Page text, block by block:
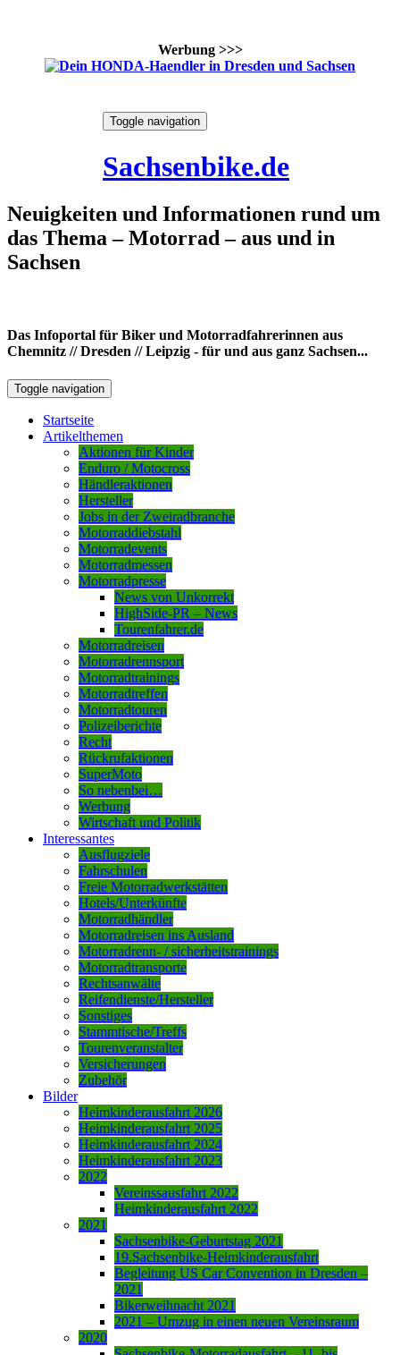
Werbung >>>
Toggle navigation
Sachsenbike.de
Neuigkeiten und Informationen rund um
das Thema – Motorrad – aus und in
Sachsen
Das Infoportal für Biker und Motorradfahrerinnen aus
Chemnitz // Dresden // Leipzig - für und aus ganz Sachsen...
Toggle navigation
Startseite
Artikelthemen
Aktionen für Kinder
Enduro / Motocross
Händleraktionen
Hersteller
Jobs in der Zweiradbranche
Motorraddiebstahl
Motorradevents
Motorradmessen
Motorradpresse
News von Unkorrekt
HighSide-PR – News
Tourenfahrer.de
Motorradreisen
Motorradrennsport
Motorradtrainings
Motorradtreffen
Motorradtouren
Polizeiberichte
Recht
Rückrufaktionen
SuperMoto
So nebenbei…
Werbung
Wirtschaft und Politik
Interessantes
Ausflugziele
Fahrschulen
Freie Motorradwerkstätten
Hotels/Unterkünfte
Motorradhändler
Motorradreisen ins Ausland
Motorradrenn- / sicherheitstrainings
Motorradtransporte
Rechtsanwälte
Reifendienste/Hersteller
Sonstiges
Stammtische/Treffs
Tourenveranstalter
Versicherungen
Zubehör
Bilder
Heimkinderausfahrt 2026
Heimkinderausfahrt 2025
Heimkinderausfahrt 2024
Heimkinderausfahrt 2023
2022
Vereinssausfahrt 2022
Heimkinderausfahrt 2022
2021
Sachsenbike-Geburtstag 2021
19.Sachsenbike-Heimkinderausfahrt
Begleitung US Car Convention in Dresden –
2021
Bikerweihnacht 2021
2021 – Umzug in einen neuen Vereinsraum
2020